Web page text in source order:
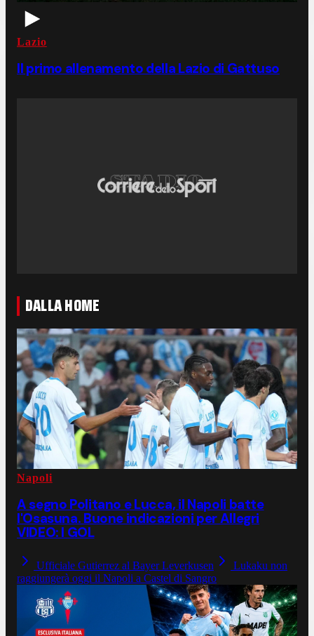
Lazio
Il primo allenamento della Lazio di Gattuso
DALLA HOME
Napoli
A segno Politano e Lucca, il Napoli batte
l'Osasuna. Buone indicazioni per Allegri
VIDEO: I GOL
Ufficiale Gutierrez al Bayer Leverkusen
Lukaku non
raggiungerà oggi il Napoli a Castel di Sangro